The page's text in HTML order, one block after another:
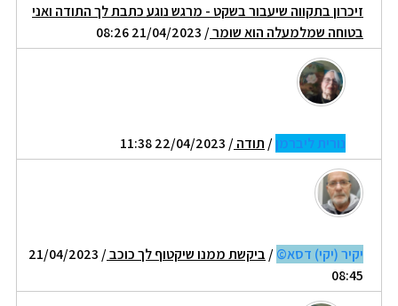
זיכרון בתקווה שיעבור בשקט - מרגש נוגע כתבת לך התודה ואני
בטוחה שמלמעלה הוא שומר/ 21/04/2023 08:26
נורית ליברמן/ תודה/ 22/04/2023 11:38
יקיר (יקי) דסא©/ ביקשת ממנו שיקטוף לך כוכב
/ 21/04/2023
08:45